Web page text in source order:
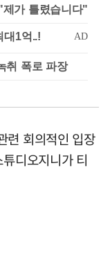
가 틀렸습니다"
취 폭로 파장
련 회의적인 입장
디오지니가 티